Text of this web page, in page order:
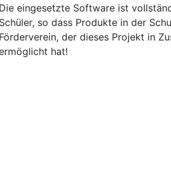
Die eingesetzte Software ist
Schüler, so dass Produkte in der
Förderverein, der dieses Projekt in
hat!